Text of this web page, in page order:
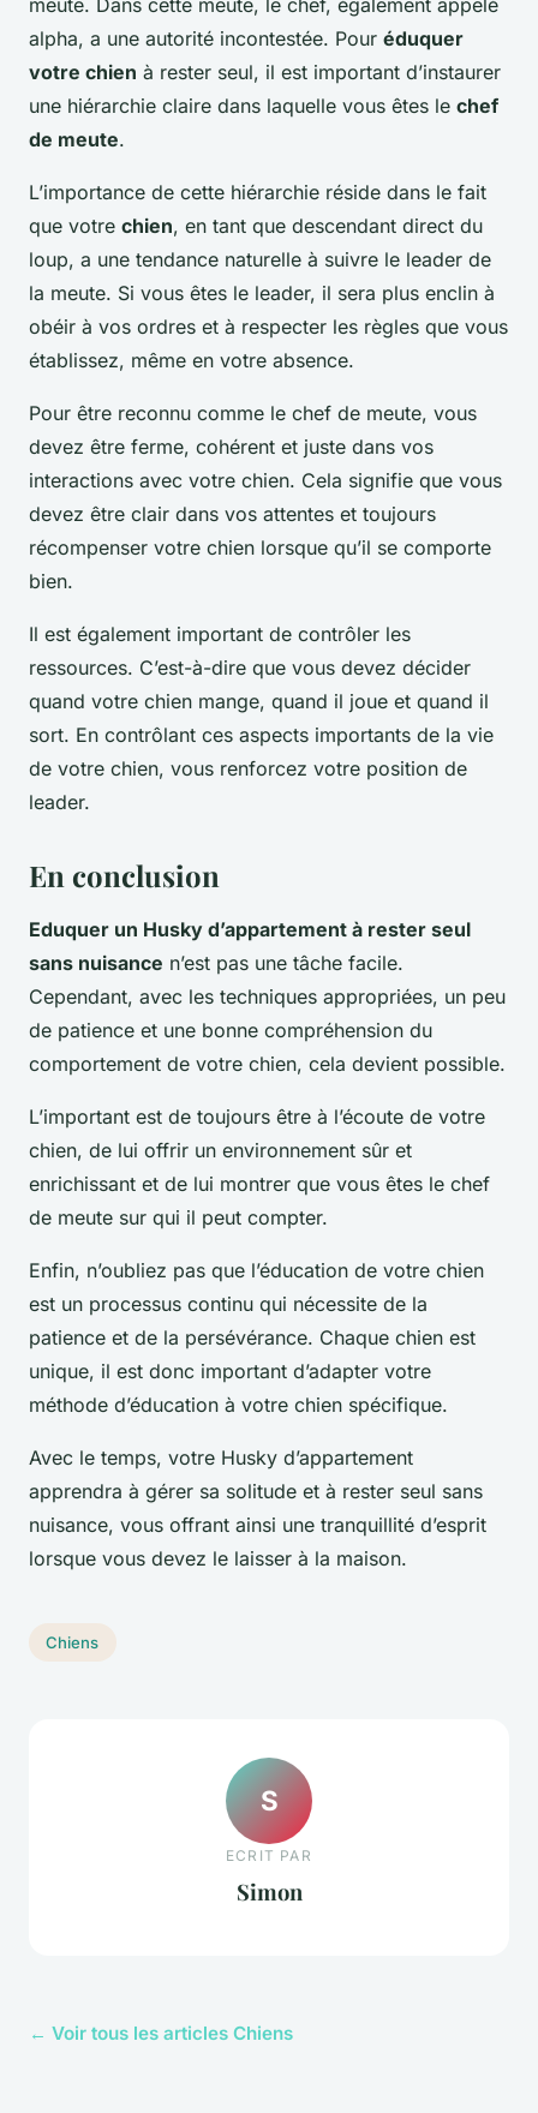
meute. Dans cette meute, le chef, également appelé
alpha, a une autorité incontestée. Pour éduquer
votre chien à rester seul, il est important d’instaurer
une hiérarchie claire dans laquelle vous êtes le chef
de meute.
L’importance de cette hiérarchie réside dans le fait
que votre chien, en tant que descendant direct du
loup, a une tendance naturelle à suivre le leader de
la meute. Si vous êtes le leader, il sera plus enclin à
obéir à vos ordres et à respecter les règles que vous
établissez, même en votre absence.
Pour être reconnu comme le chef de meute, vous
devez être ferme, cohérent et juste dans vos
interactions avec votre chien. Cela signifie que vous
devez être clair dans vos attentes et toujours
récompenser votre chien lorsque qu’il se comporte
bien.
Il est également important de contrôler les
ressources. C’est-à-dire que vous devez décider
quand votre chien mange, quand il joue et quand il
sort. En contrôlant ces aspects importants de la vie
de votre chien, vous renforcez votre position de
leader.
En conclusion
Eduquer un Husky d’appartement à rester seul
sans nuisance n’est pas une tâche facile.
Cependant, avec les techniques appropriées, un peu
de patience et une bonne compréhension du
comportement de votre chien, cela devient possible.
L’important est de toujours être à l’écoute de votre
chien, de lui offrir un environnement sûr et
enrichissant et de lui montrer que vous êtes le chef
de meute sur qui il peut compter.
Enfin, n’oubliez pas que l’éducation de votre chien
est un processus continu qui nécessite de la
patience et de la persévérance. Chaque chien est
unique, il est donc important d’adapter votre
méthode d’éducation à votre chien spécifique.
Avec le temps, votre Husky d’appartement
apprendra à gérer sa solitude et à rester seul sans
nuisance, vous offrant ainsi une tranquillité d’esprit
lorsque vous devez le laisser à la maison.
Chiens
S
ECRIT PAR
Simon
← Voir tous les articles Chiens